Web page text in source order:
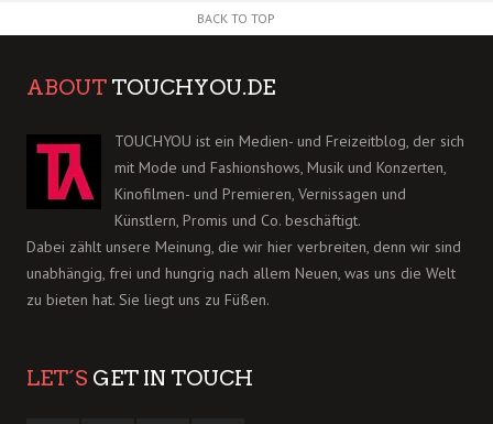
BACK TO TOP
ABOUT TOUCHYOU.DE
TOUCHYOU ist ein Medien- und Freizeitblog, der sich
mit Mode und Fashionshows, Musik und Konzerten,
Kinofilmen- und Premieren, Vernissagen und
Künstlern, Promis und Co. beschäftigt.
Dabei zählt unsere Meinung, die wir hier verbreiten, denn wir sind
unabhängig, frei und hungrig nach allem Neuen, was uns die Welt
zu bieten hat. Sie liegt uns zu Füßen.
LET´S GET IN TOUCH